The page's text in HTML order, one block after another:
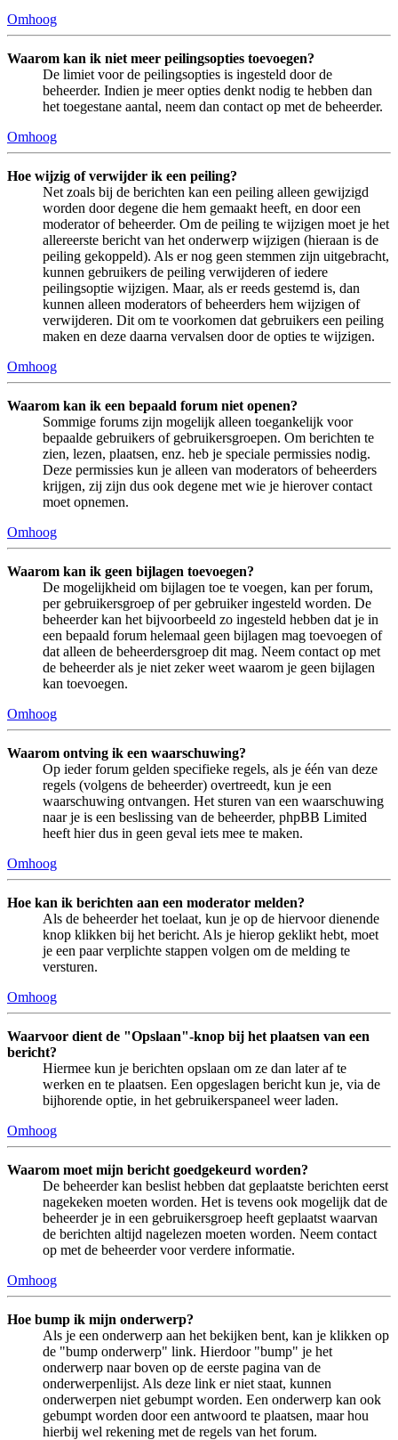
Omhoog
Waarom kan ik niet meer peilingsopties toevoegen?
De limiet voor de peilingsopties is ingesteld door de
beheerder. Indien je meer opties denkt nodig te hebben dan
het toegestane aantal, neem dan contact op met de beheerder.
Omhoog
Hoe wijzig of verwijder ik een peiling?
Net zoals bij de berichten kan een peiling alleen gewijzigd
worden door degene die hem gemaakt heeft, en door een
moderator of beheerder. Om de peiling te wijzigen moet je het
allereerste bericht van het onderwerp wijzigen (hieraan is de
peiling gekoppeld). Als er nog geen stemmen zijn uitgebracht,
kunnen gebruikers de peiling verwijderen of iedere
peilingsoptie wijzigen. Maar, als er reeds gestemd is, dan
kunnen alleen moderators of beheerders hem wijzigen of
verwijderen. Dit om te voorkomen dat gebruikers een peiling
maken en deze daarna vervalsen door de opties te wijzigen.
Omhoog
Waarom kan ik een bepaald forum niet openen?
Sommige forums zijn mogelijk alleen toegankelijk voor
bepaalde gebruikers of gebruikersgroepen. Om berichten te
zien, lezen, plaatsen, enz. heb je speciale permissies nodig.
Deze permissies kun je alleen van moderators of beheerders
krijgen, zij zijn dus ook degene met wie je hierover contact
moet opnemen.
Omhoog
Waarom kan ik geen bijlagen toevoegen?
De mogelijkheid om bijlagen toe te voegen, kan per forum,
per gebruikersgroep of per gebruiker ingesteld worden. De
beheerder kan het bijvoorbeeld zo ingesteld hebben dat je in
een bepaald forum helemaal geen bijlagen mag toevoegen of
dat alleen de beheerdersgroep dit mag. Neem contact op met
de beheerder als je niet zeker weet waarom je geen bijlagen
kan toevoegen.
Omhoog
Waarom ontving ik een waarschuwing?
Op ieder forum gelden specifieke regels, als je één van deze
regels (volgens de beheerder) overtreedt, kun je een
waarschuwing ontvangen. Het sturen van een waarschuwing
naar je is een beslissing van de beheerder, phpBB Limited
heeft hier dus in geen geval iets mee te maken.
Omhoog
Hoe kan ik berichten aan een moderator melden?
Als de beheerder het toelaat, kun je op de hiervoor dienende
knop klikken bij het bericht. Als je hierop geklikt hebt, moet
je een paar verplichte stappen volgen om de melding te
versturen.
Omhoog
Waarvoor dient de "Opslaan"-knop bij het plaatsen van een
bericht?
Hiermee kun je berichten opslaan om ze dan later af te
werken en te plaatsen. Een opgeslagen bericht kun je, via de
bijhorende optie, in het gebruikerspaneel weer laden.
Omhoog
Waarom moet mijn bericht goedgekeurd worden?
De beheerder kan beslist hebben dat geplaatste berichten eerst
nagekeken moeten worden. Het is tevens ook mogelijk dat de
beheerder je in een gebruikersgroep heeft geplaatst waarvan
de berichten altijd nagelezen moeten worden. Neem contact
op met de beheerder voor verdere informatie.
Omhoog
Hoe bump ik mijn onderwerp?
Als je een onderwerp aan het bekijken bent, kan je klikken op
de "bump onderwerp" link. Hierdoor "bump" je het
onderwerp naar boven op de eerste pagina van de
onderwerpenlijst. Als deze link er niet staat, kunnen
onderwerpen niet gebumpt worden. Een onderwerp kan ook
gebumpt worden door een antwoord te plaatsen, maar hou
hierbij wel rekening met de regels van het forum.